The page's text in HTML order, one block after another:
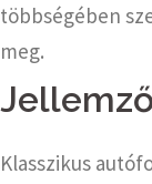
többségében
meg.
Klasszikus